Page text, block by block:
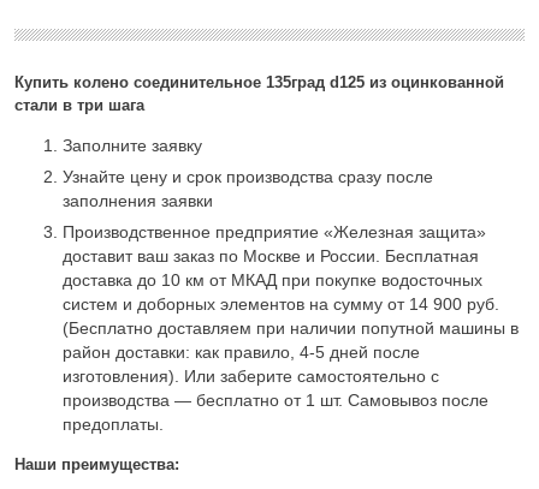
Купить колено соединительное 135град d125 из оцинкованной
стали в три шага
Заполните заявку
Узнайте цену и срок производства сразу после
заполнения заявки
Производственное предприятие «Железная защита»
доставит ваш заказ по Москве и России. Бесплатная
доставка до 10 км от МКАД при покупке водосточных
систем и доборных элементов на сумму от 14 900 руб.
(Бесплатно доставляем при наличии попутной машины в
район доставки: как правило, 4-5 дней после
изготовления). Или заберите самостоятельно с
производства — бесплатно от 1 шт. Самовывоз после
предоплаты.
Наши преимущества: